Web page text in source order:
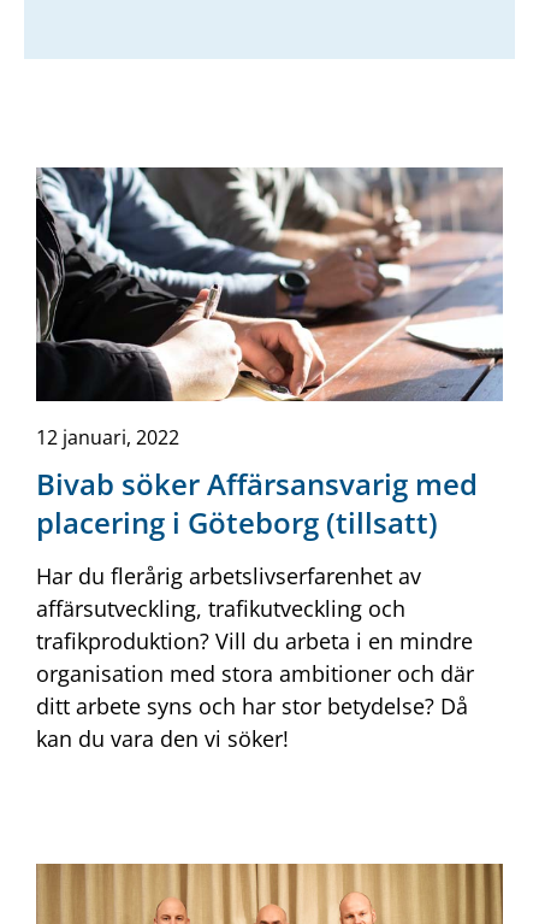
Bivab söker Affärsansvarig med
placering i Göteborg (tillsatt)
12 januari, 2022
Har du flerårig arbetslivserfarenhet av
affärsutveckling, trafikutveckling och
trafikproduktion? Vill du arbeta i en mindre
organisation med stora ambitioner och där
ditt arbete syns och har stor betydelse? Då
kan du vara den vi söker!